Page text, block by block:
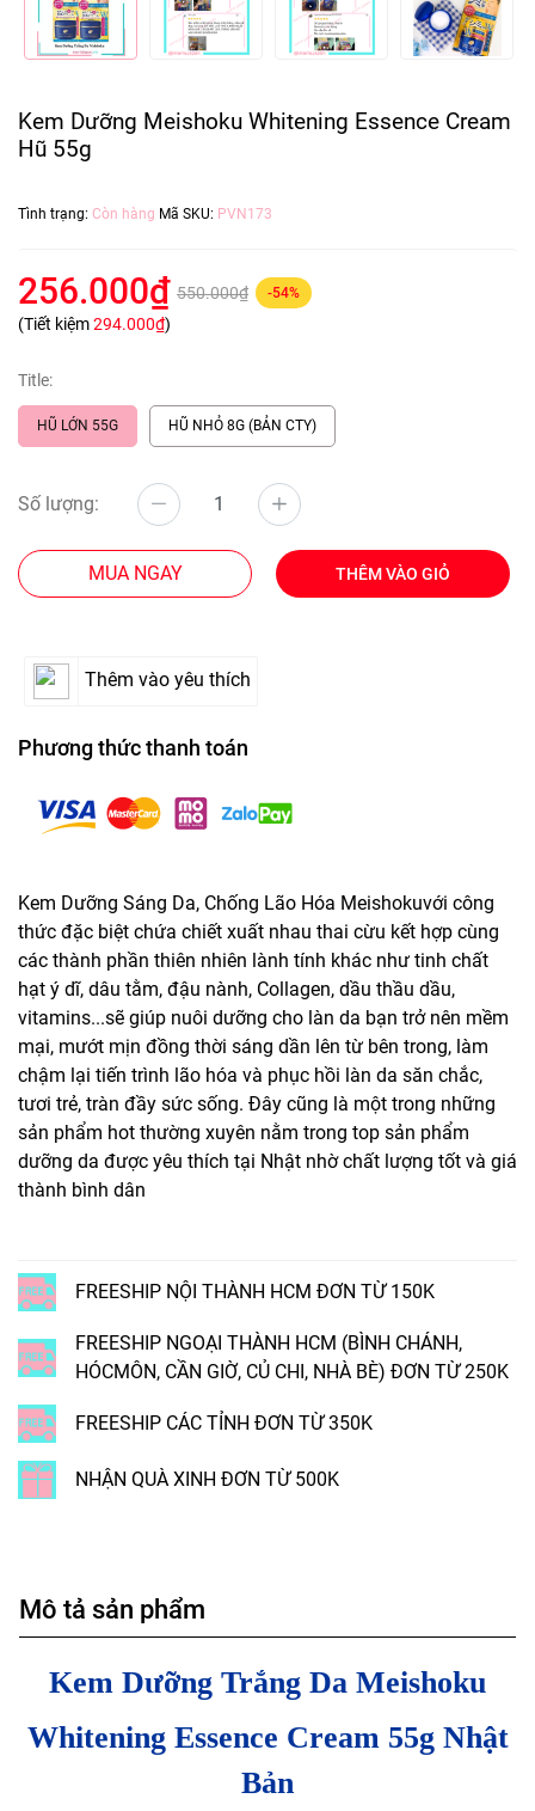
Kem Dưỡng Meishoku Whitening Essence Cream
Hũ 55g
Tình trạng: Còn hàng Mã SKU: PVN173
256.000₫ 550.000₫ -54%
(Tiết kiệm294.000₫)
Title:
HŨ LỚN 55G HŨ NHỎ 8G (BẢN CTY)
Số lượng:
MUA NGAY THÊM VÀO GIỎ
Thêm vào yêu thích
Phương thức thanh toán
Kem Dưỡng Sáng Da, Chống Lão Hóa Meishokuvới công
thức đặc biệt chứa chiết xuất nhau thai cừu kết hợp cùng
các thành phần thiên nhiên lành tính khác như tinh chất
hạt ý dĩ, dâu tằm, đậu nành, Collagen, dầu thầu dầu,
vitamins...sẽ giúp nuôi dưỡng cho làn da bạn trở nên mềm
mại, mướt mịn đồng thời sáng dần lên từ bên trong, làm
chậm lại tiến trình lão hóa và phục hồi làn da săn chắc,
tươi trẻ, tràn đầy sức sống. Đây cũng là một trong những
sản phẩm hot thường xuyên nằm trong top sản phẩm
dưỡng da được yêu thích tại Nhật nhờ chất lượng tốt và giá
thành bình dân
FREESHIP NỘI THÀNH HCM ĐƠN TỪ 150K
FREESHIP NGOẠI THÀNH HCM (BÌNH CHÁNH,
HÓCMÔN, CẦN GIỜ, CỦ CHI, NHÀ BÈ) ĐƠN TỪ 250K
FREESHIP CÁC TỈNH ĐƠN TỪ 350K
NHẬN QUÀ XINH ĐƠN TỪ 500K
Mô tả sản phẩm
Kem Dưỡng Trắng Da Meishoku
Whitening Essence Cream 55g Nhật
Bản